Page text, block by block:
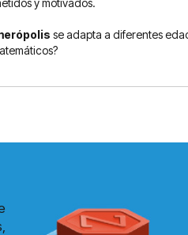
y motivados.
se adapta a diferentes